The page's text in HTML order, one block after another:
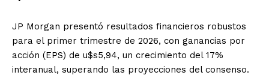
JP Morgan presentó resultados financieros robustos
para el primer trimestre de 2026, con ganancias por
acción (EPS) de u$s5,94, un crecimiento del 17%
interanual, superando las proyecciones del consenso.